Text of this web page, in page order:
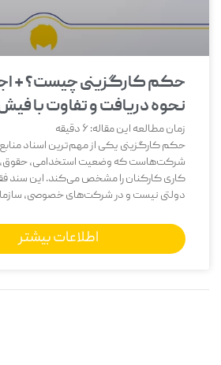
حکم کارگزینی چیست؟ +
نحوه دریافت و تفاوت با
زمان مطالعه این مقاله:6 دقیقه
حکم کارگزینی یکی از مهم‌ترین اسناد
شرکت‌هاست که وضعیت استخدامی، حقوق،
کاری کارکنان را مشخص می‌کند. این سند
دولتی نیست و در شرکت‌های خصوصی،
اطلاعات بیشتر